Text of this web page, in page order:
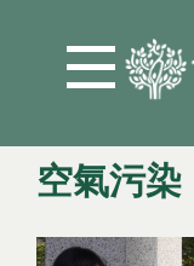
空氣污染
您在這裡